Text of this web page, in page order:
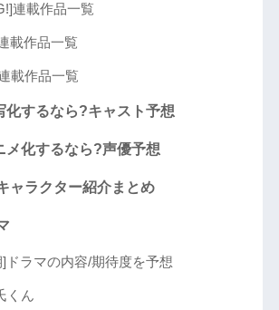
連載作品一覧
載作品一覧
載作品一覧
化するなら?キャスト予想
メ化するなら?声優予想
ャラクター紹介まとめ
ドラマの内容/期待度を予想
くん